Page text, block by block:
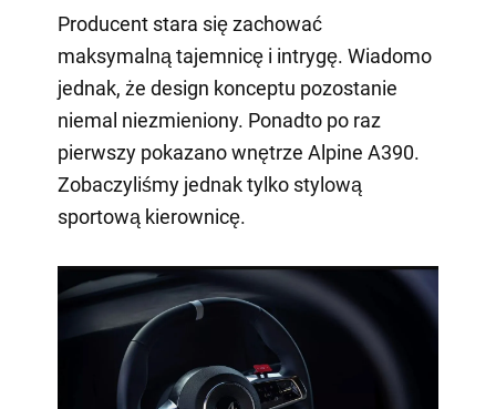
Producent stara się zachować
maksymalną tajemnicę i intrygę. Wiadomo
jednak, że design konceptu pozostanie
niemal niezmieniony. Ponadto po raz
pierwszy pokazano wnętrze Alpine A390.
Zobaczyliśmy jednak tylko stylową
sportową kierownicę.